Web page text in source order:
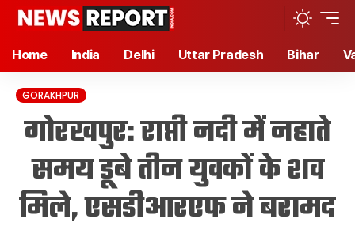
Home India Delhi Uttar Pradesh Bihar
GORAKHPUR
गोरखपुर: राप्ती नदी में नहाते
समय डूबे तीन युवकों के शव
मिले, एसडीआरएफ ने बरामद